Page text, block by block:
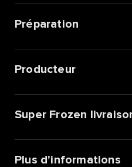
Préparation
Producteur
Super Frozen
Plus d'informations